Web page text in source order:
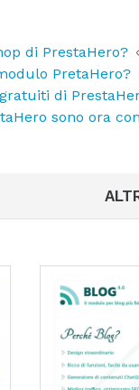
di PrestaHero?
PretaHero?
di
sono ora